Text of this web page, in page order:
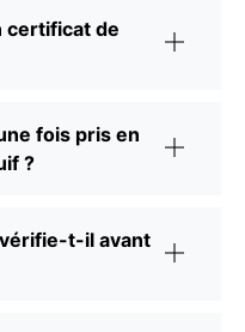
certificat de
fois pris en
?
t-il avant